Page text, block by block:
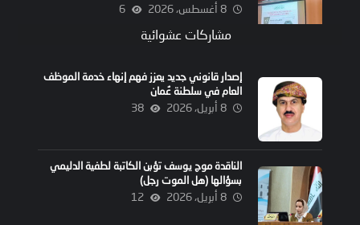
8 أغسطس، 2026 6
مشاركات عشوائية
إصدار قانوني جديد يعزز فهم إنهاء خدمة الموظف
العام في سلطنة عُمان
8 أبريل، 2026 38
الناقدة موج يوسف تؤبن الكاتبة لطفية الدليمي
بسؤالها (هل الموت رجل)
8 أبريل، 2026 12